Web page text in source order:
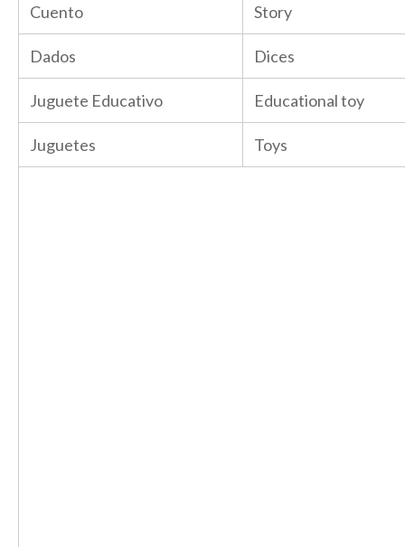
Cuento Story
Dados Dices
Juguete Educativo Educational toy
Juguetes Toys